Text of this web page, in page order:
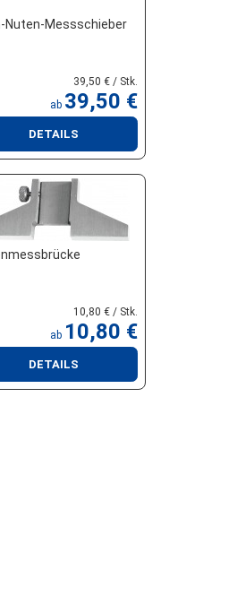
Nuten-Messschieber
39,50 € / Stk.
ab 39,50 €
DETAILS
10,80 € / Stk.
ab 10,80 €
DETAILS